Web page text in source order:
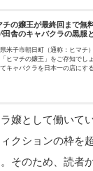
チの嬢王が最終回まで無
田舎のキャバクラの黒服
米子市朝日町（通称：ヒマチ
「ヒマチの嬢王」をご存知でし
キャバクラを日本一の店にす
料で読めるってご存知でしょう
嬢として働いて
クションの枠を
そのため、読者